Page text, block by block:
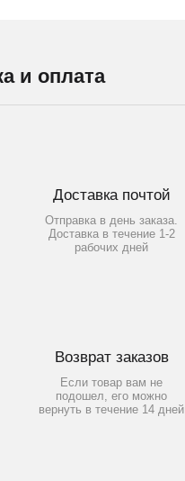
и оплата
Доставка почтой
Отправка в день заказа.
Доставка в течение 1-2
рабочих дней
Возврат заказов
Если товар вам не
подошел, его можно
вернуть в течение 14 дней